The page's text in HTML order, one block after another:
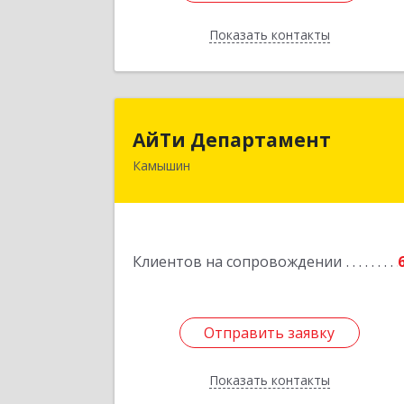
Показать контакты
Назад
АйТи Департамент
Камышин
Клиентов на сопровождении
Отправить заявку
Показать контакты
403882, Волгоградская обл, Камышин
Отправить заявку
Назад